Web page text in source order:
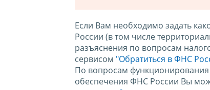
Если Вам необходимо задать
России (в том числе
разъяснения по вопросам
сервисом "Обратиться в ФНС
По вопросам
обеспечения ФНС России Вы